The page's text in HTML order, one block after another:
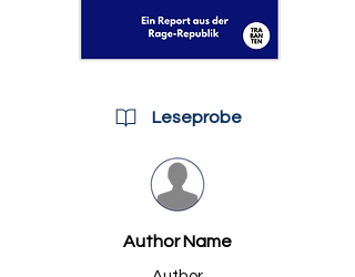
Leseprobe
Author Name